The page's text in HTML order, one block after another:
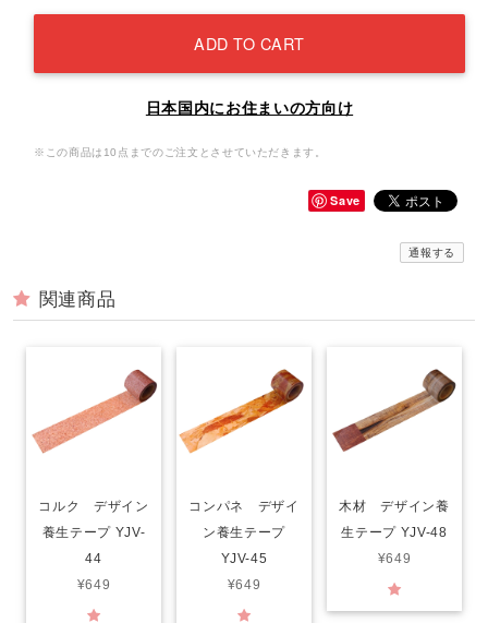
ADD TO CART
日本国内にお住まいの方向け
※この商品は10点までのご注文とさせていただきます。
Save
通報する
関連商品
コルク デザイン
養生テープ YJV-
44
¥649
コンパネ デザイ
ン養生テープ
YJV-45
¥649
木材 デザイン養
生テープ YJV-48
¥649